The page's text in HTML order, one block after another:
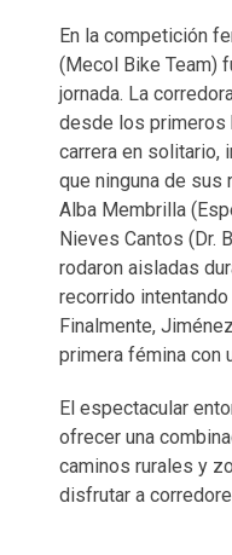
En la competición
(Mecol Bike Team)
jornada. La
desde los primeros
carrera en solitario,
que ninguna de sus
Alba Membrilla
Nieves Cantos (Dr.
rodaron aisladas
recorrido
Finalmente,
primera fémina con
El espectacular
ofrecer una
caminos rurales y
disfrutar a